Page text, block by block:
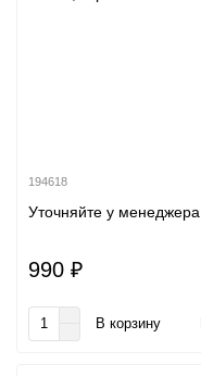
194618
Уточняйте у менеджера
990 ₽
В корзину